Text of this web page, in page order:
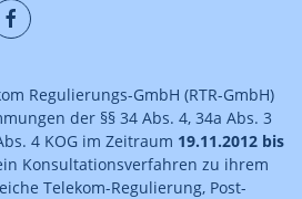
Regulierungs-GmbH (RTR-GmbH)
der §§ 34 Abs. 4, 34a Abs. 3
4 KOG im Zeitraum 19.11.2012 bis
Konsultationsverfahren zu ihrem
Telekom-Regulierung, Post-